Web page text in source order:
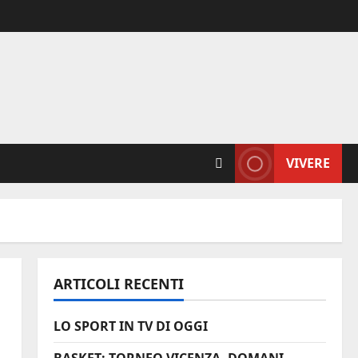
VIVERE
ARTICOLI RECENTI
LO SPORT IN TV DI OGGI